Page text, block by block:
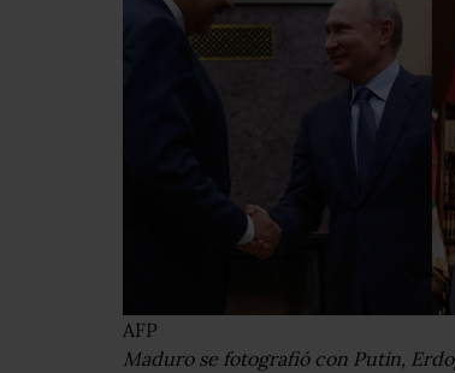
AFP
Maduro se fotografió con Putin,